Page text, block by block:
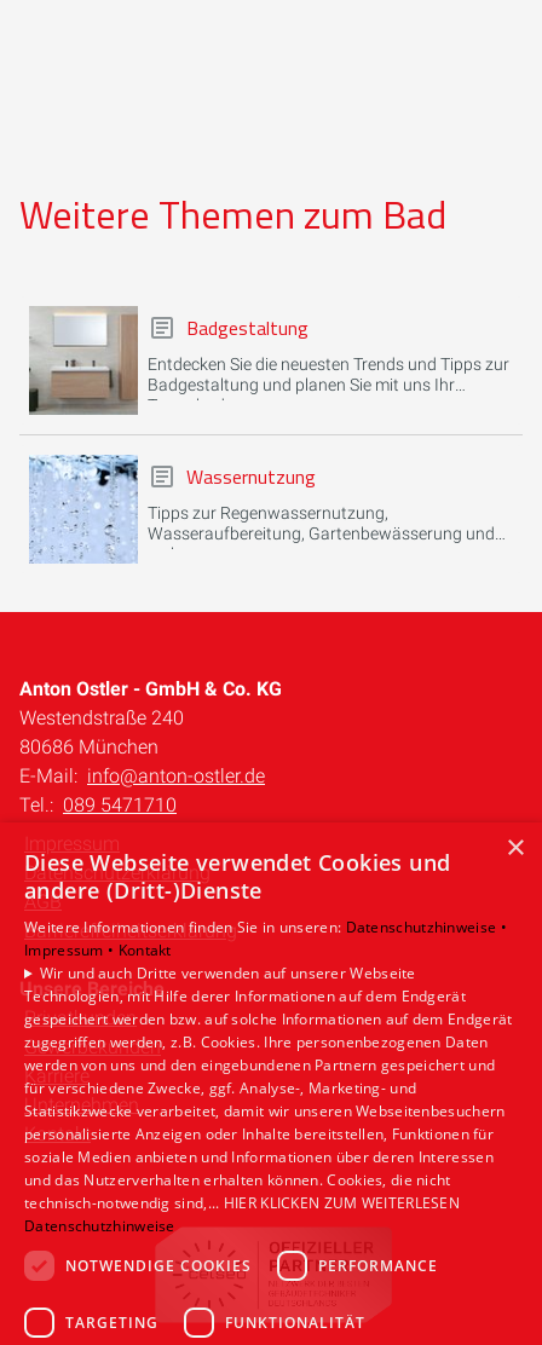
Weitere Themen zum Bad
Badgestaltung
Entdecken Sie die neuesten Trends und Tipps zur
Badgestaltung und planen Sie mit uns Ihr
Traumbad.
Wassernutzung
Tipps zur Regenwassernutzung,
Wasseraufbereitung, Gartenbewässerung und
mehr.
Anton Ostler - GmbH & Co. KG
Westendstraße 240
80686 München
E-Mail: info@anton-ostler.de
Tel.: 089 5471710
Impressum
Datenschutzerklärung
AGB
Barrierefreiheitserklärung
Unsere Bereiche
Privatkunden
Gewerbekunden
Karriere
Unternehmen
Kontakt
×
Diese Webseite verwendet Cookies und
andere (Dritt-)Dienste
Weitere Informationen finden Sie in unseren: Datenschutzhinweise •
Impressum • Kontakt
Wir und auch Dritte verwenden auf unserer Webseite
Technologien, mit Hilfe derer Informationen auf dem Endgerät
gespeichert werden bzw. auf solche Informationen auf dem Endgerät
zugegriffen werden, z.B. Cookies. Ihre personenbezogenen Daten
werden von uns und den eingebundenen Partnern gespeichert und
für verschiedene Zwecke, ggf. Analyse-, Marketing- und
Statistikzwecke verarbeitet, damit wir unseren Webseitenbesuchern
personalisierte Anzeigen oder Inhalte bereitstellen, Funktionen für
soziale Medien anbieten und Informationen über deren Interessen
und das Nutzerverhalten erhalten können. Cookies, die nicht
technisch-notwendig sind,... HIER KLICKEN ZUM WEITERLESEN
Datenschutzhinweise
NOTWENDIGE COOKIES
PERFORMANCE
TARGETING FUNKTIONALITÄT